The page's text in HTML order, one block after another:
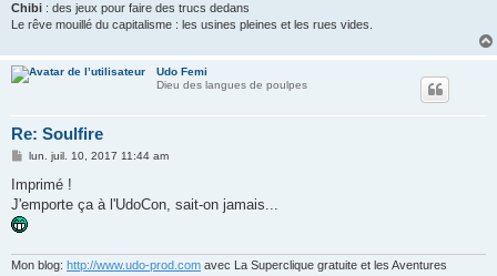
Chibi : des jeux pour faire des trucs dedans
Le rêve mouillé du capitalisme : les usines pleines et les rues vides.
Udo Femi
Dieu des langues de poulpes
Re: Soulfire
M
s
s
a
g
e
lun. juil. 10, 2017 11:44 am
Imprimé !
J'emporte ça à l'UdoCon, sait-on jamais...
Mon blog: http://www.udo-prod.com avec La Superclique gratuite et les Aventures